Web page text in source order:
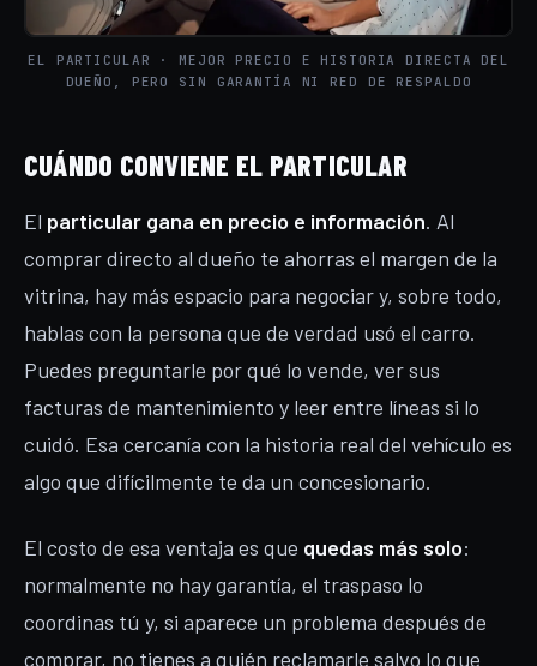
EL PARTICULAR · MEJOR PRECIO E HISTORIA DIRECTA DEL
DUEÑO, PERO SIN GARANTÍA NI RED DE RESPALDO
CUÁNDO CONVIENE EL PARTICULAR
El particular gana en precio e información. Al
comprar directo al dueño te ahorras el margen de la
vitrina, hay más espacio para negociar y, sobre todo,
hablas con la persona que de verdad usó el carro.
Puedes preguntarle por qué lo vende, ver sus
facturas de mantenimiento y leer entre líneas si lo
cuidó. Esa cercanía con la historia real del vehículo es
algo que difícilmente te da un concesionario.
El costo de esa ventaja es que quedas más solo:
normalmente no hay garantía, el traspaso lo
coordinas tú y, si aparece un problema después de
comprar, no tienes a quién reclamarle salvo lo que